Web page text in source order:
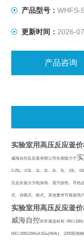
式、自吸式、框
产品型号：WHFS-
更新时间： 2026-
产品咨询
实验室用高压反应釜
威海自控反应釜有限公司长期致力于
0.25L、0.5L、1L、2L、3L、5L、10L、
压反应釜分为电加热、蒸汽加热、导热
式、自吸式、框式。其他要求可根据用
实验室用高压反应釜
威海自控的常规选材有:
00Cr20Ni25Mo4.5Gu(904L) 、2205双相